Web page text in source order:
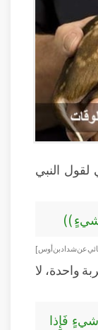
النبي
شيءٍ ))
عن شداد بن أوس]
واحدة، لا
فَإِذا